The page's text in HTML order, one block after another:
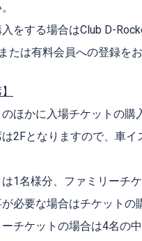
入をする場合はClub D-
たは有料会員への登録を
ほかに入場チケットの購
は2Fとなりますので、車
は1名様分、ファミリーチ
が必要な場合はチケット
チケットの場合は4名の